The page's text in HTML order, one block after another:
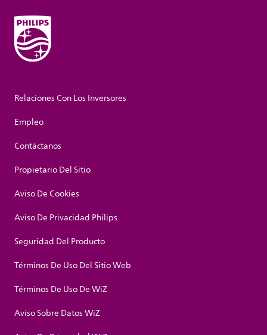
Relaciones Con Los Inversores
Empleo
Contáctanos
Propietario Del Sitio
Aviso De Cookies
Aviso De Privacidad Philips
Seguridad Del Producto
Términos De Uso Del Sitio Web
Términos De Uso De WiZ
Aviso Sobre Datos WiZ